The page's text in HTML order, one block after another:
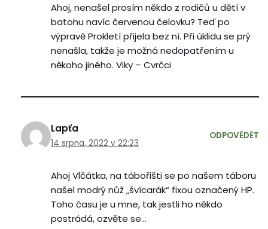
Ahoj, nenašel prosím někdo z rodičů u dětí v
batohu navíc červenou čelovku? Teď po
výpravě Prokletí přijela bez ní. Při úklidu se prý
nenašla, takže je možná nedopatřením u
někoho jiného. Viky – Cvrčci
Lapťa
14 srpna, 2022 v 22:23
ODPOVĚDĚT
Ahoj Vlčátka, na tábořišti se po našem táboru
našel modrý nůž „švícarák“ fixou označený HP.
Toho času je u mne, tak jestli ho někdo
postrádá, ozvěte se…